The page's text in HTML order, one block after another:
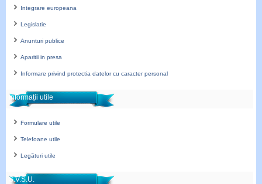
Integrare europeana
Legislatie
Anunturi publice
Aparitii in presa
Informare privind protectia datelor cu caracter personal
Informații utile
Formulare utile
Telefoane utile
Legături utile
S.V.S.U.